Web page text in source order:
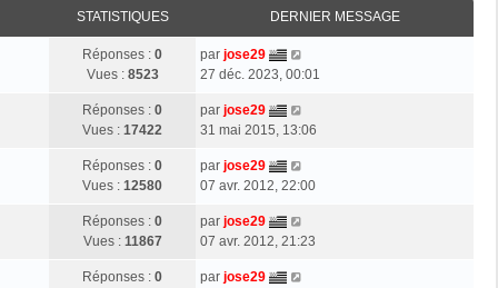
STATISTIQUES DERNIER MESSAGE
Réponses : 0
Vues : 8523
par jose29
27 déc. 2023, 00:01
Réponses : 0
Vues : 17422
par jose29
31 mai 2015, 13:06
Réponses : 0
Vues : 12580
par jose29
07 avr. 2012, 22:00
Réponses : 0
Vues : 11867
par jose29
07 avr. 2012, 21:23
Réponses : 0
par jose29